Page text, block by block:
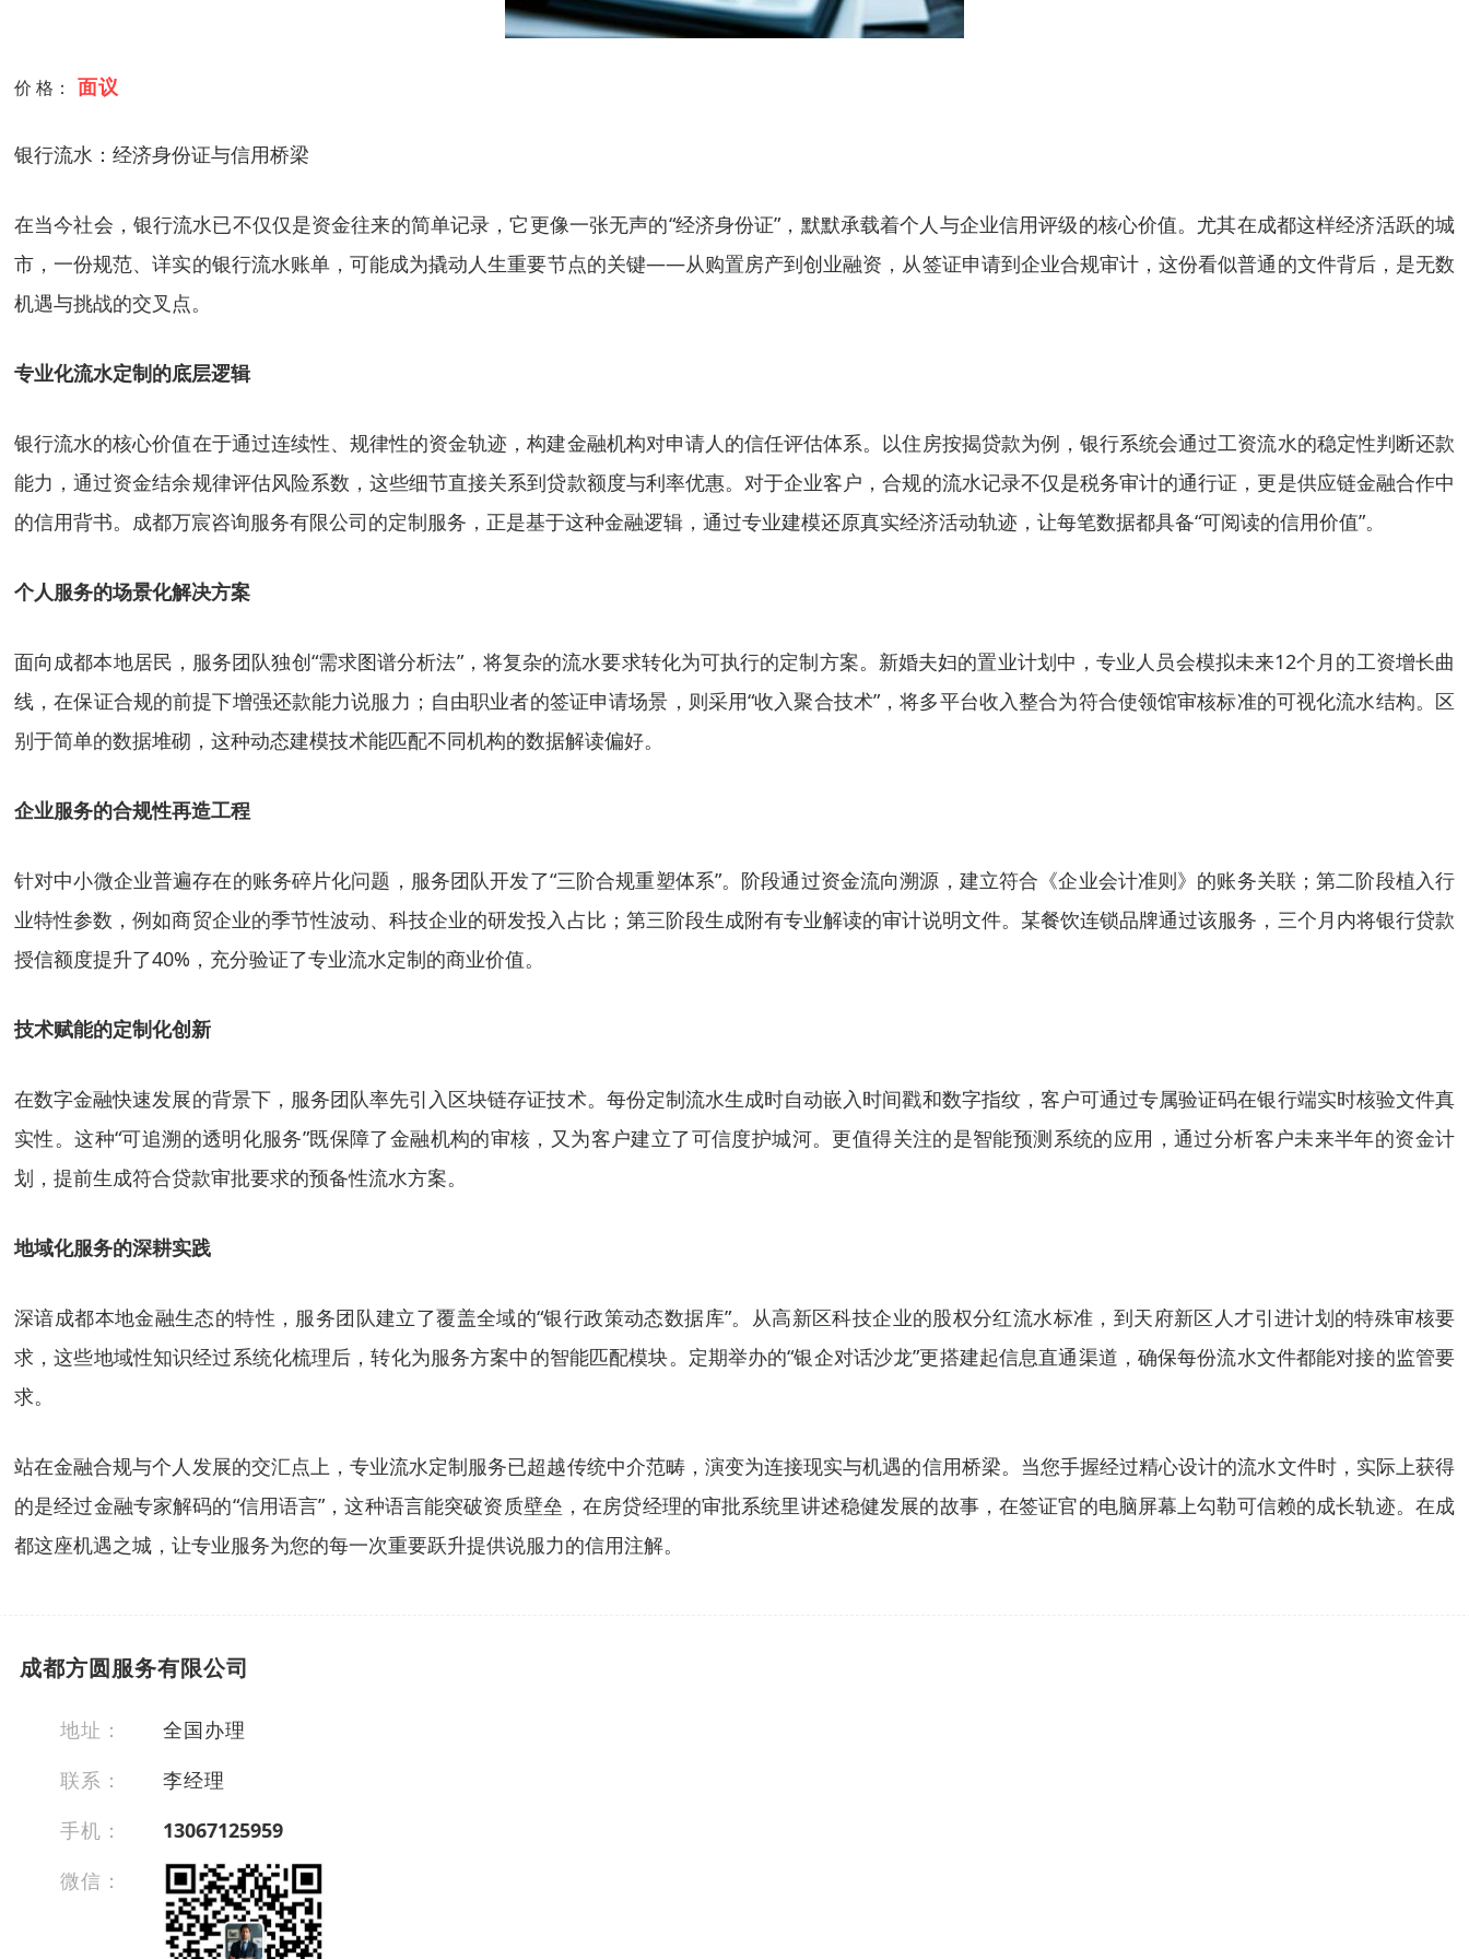
价 格： 面议
银行流水：经济身份证与信用桥梁
在当今社会，银行流水已不仅仅是资金往来的简单记录，它更像一张无声的“经济身份证”，默默承载着个人与企业信用评级的核心价值。尤其在成都这样经济活跃的城
市，一份规范、详实的银行流水账单，可能成为撬动人生重要节点的关键——从购置房产到创业融资，从签证申请到企业合规审计，这份看似普通的文件背后，是无数
机遇与挑战的交叉点。
专业化流水定制的底层逻辑
银行流水的核心价值在于通过连续性、规律性的资金轨迹，构建金融机构对申请人的信任评估体系。以住房按揭贷款为例，银行系统会通过工资流水的稳定性判断还款
能力，通过资金结余规律评估风险系数，这些细节直接关系到贷款额度与利率优惠。对于企业客户，合规的流水记录不仅是税务审计的通行证，更是供应链金融合作中
的信用背书。成都万宸咨询服务有限公司的定制服务，正是基于这种金融逻辑，通过专业建模还原真实经济活动轨迹，让每笔数据都具备“可阅读的信用价值”。
个人服务的场景化解决方案
面向成都本地居民，服务团队独创“需求图谱分析法”，将复杂的流水要求转化为可执行的定制方案。新婚夫妇的置业计划中，专业人员会模拟未来12个月的工资增长曲
线，在保证合规的前提下增强还款能力说服力；自由职业者的签证申请场景，则采用“收入聚合技术”，将多平台收入整合为符合使领馆审核标准的可视化流水结构。区
别于简单的数据堆砌，这种动态建模技术能匹配不同机构的数据解读偏好。
企业服务的合规性再造工程
针对中小微企业普遍存在的账务碎片化问题，服务团队开发了“三阶合规重塑体系”。阶段通过资金流向溯源，建立符合《企业会计准则》的账务关联；第二阶段植入行
业特性参数，例如商贸企业的季节性波动、科技企业的研发投入占比；第三阶段生成附有专业解读的审计说明文件。某餐饮连锁品牌通过该服务，三个月内将银行贷款
授信额度提升了40%，充分验证了专业流水定制的商业价值。
技术赋能的定制化创新
在数字金融快速发展的背景下，服务团队率先引入区块链存证技术。每份定制流水生成时自动嵌入时间戳和数字指纹，客户可通过专属验证码在银行端实时核验文件真
实性。这种“可追溯的透明化服务”既保障了金融机构的审核，又为客户建立了可信度护城河。更值得关注的是智能预测系统的应用，通过分析客户未来半年的资金计
划，提前生成符合贷款审批要求的预备性流水方案。
地域化服务的深耕实践
深谙成都本地金融生态的特性，服务团队建立了覆盖全域的“银行政策动态数据库”。从高新区科技企业的股权分红流水标准，到天府新区人才引进计划的特殊审核要
求，这些地域性知识经过系统化梳理后，转化为服务方案中的智能匹配模块。定期举办的“银企对话沙龙”更搭建起信息直通渠道，确保每份流水文件都能对接的监管要
求。
站在金融合规与个人发展的交汇点上，专业流水定制服务已超越传统中介范畴，演变为连接现实与机遇的信用桥梁。当您手握经过精心设计的流水文件时，实际上获得
的是经过金融专家解码的“信用语言”，这种语言能突破资质壁垒，在房贷经理的审批系统里讲述稳健发展的故事，在签证官的电脑屏幕上勾勒可信赖的成长轨迹。在成
都这座机遇之城，让专业服务为您的每一次重要跃升提供说服力的信用注解。
成都方圆服务有限公司
地址：
全国办理
联系：
李经理
手机：
13067125959
微信：